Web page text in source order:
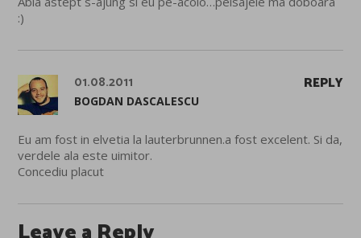
:)
REPLY
01.08.2011
BOGDAN DASCALESCU
Eu am fost in elvetia la lauterbrunnen.a fost excelent. Si da,
verdele ala este uimitor.
Concediu placut